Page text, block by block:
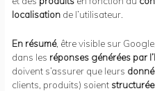
localisation de l’utilisateur.
En résumé, être visible sur
dans les réponses générées par
doivent s’assurer que leurs
clients, produits) soient